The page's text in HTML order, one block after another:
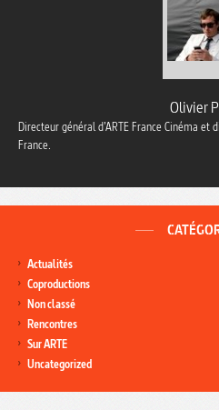
Olivier
Directeur général d’ARTE France Cinéma et
France.
Actualités
Coproductions
Non classé
Rencontres
Sur ARTE
Uncategorized